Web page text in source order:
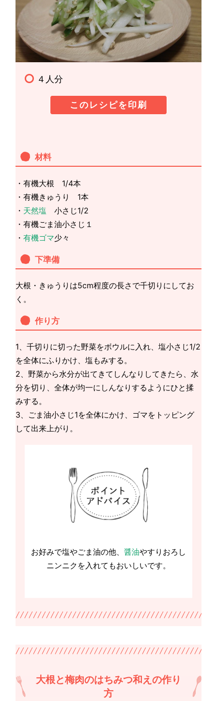
４人分
このレシピを印刷
材料
・有機大根 1/4本
・有機きゅうり 1本
・ 天然塩 小さじ1/2
・有機ごま油小さじ１
・有機ゴマ少々
下準備
大根・きゅうりは5cm程度の長さで千切りにしてお
く。
作り方
1、千切りに切った野菜をボウルに入れ、塩小さじ1/2
を全体にふりかけ、塩もみする。
2、野菜から水分が出てきてしんなりしてきたら、水
分を切り、全体が均一にしんなりするようにひと揉
みする。
3、ごま油小さじ1を全体にかけ、ゴマをトッピング
して出来上がり。
お好みで塩やごま油の他、 醤油やすりおろし
ニンニクを入れてもおいしいです。
大根と梅肉のはちみつ和えの作り
方